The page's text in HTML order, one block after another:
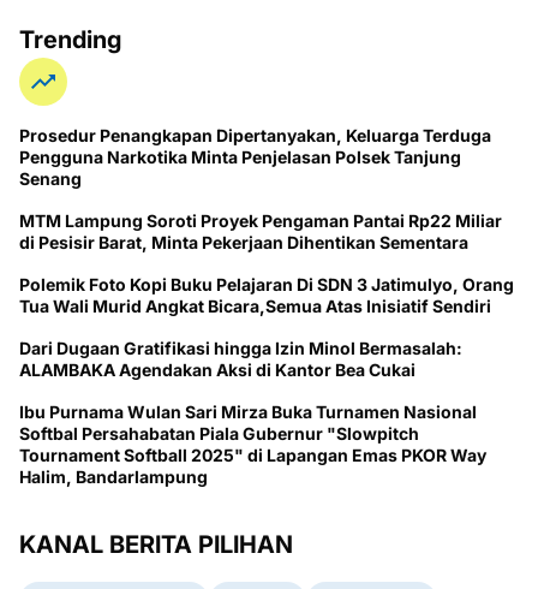
Trending
Prosedur Penangkapan Dipertanyakan, Keluarga Terduga
Pengguna Narkotika Minta Penjelasan Polsek Tanjung
Senang
MTM Lampung Soroti Proyek Pengaman Pantai Rp22 Miliar
di Pesisir Barat, Minta Pekerjaan Dihentikan Sementara
Polemik Foto Kopi Buku Pelajaran Di SDN 3 Jatimulyo, Orang
Tua Wali Murid Angkat Bicara,Semua Atas Inisiatif Sendiri
Dari Dugaan Gratifikasi hingga Izin Minol Bermasalah:
ALAMBAKA Agendakan Aksi di Kantor Bea Cukai
Ibu Purnama Wulan Sari Mirza Buka Turnamen Nasional
Softbal Persahabatan Piala Gubernur "Slowpitch
Tournament Softball 2025" di Lapangan Emas PKOR Way
Halim, Bandarlampung
KANAL BERITA PILIHAN